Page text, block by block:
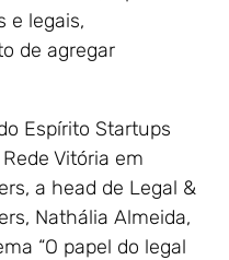
e legais,
de agregar
Espírito Startups
Vitória em
a head de Legal &
Nathália Almeida,
“O papel do legal